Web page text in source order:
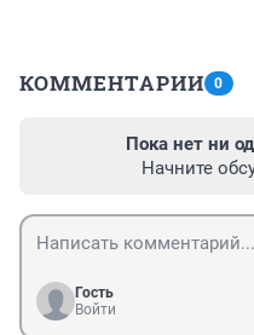
КОММЕНТАРИИ 0
Пока нет ни
Начните
Гость
Войти